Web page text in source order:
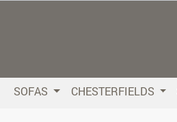
SOFAS CHESTERFIELDS